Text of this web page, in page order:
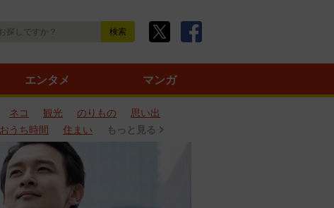
エンタメ マンガ
ネコ 観光 のりもの
思い出
おうち時間 住まい もっと見る